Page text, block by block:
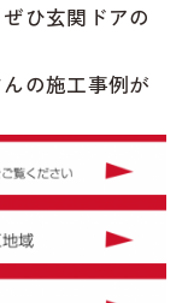
ひ玄関ドアの
の施工事例が